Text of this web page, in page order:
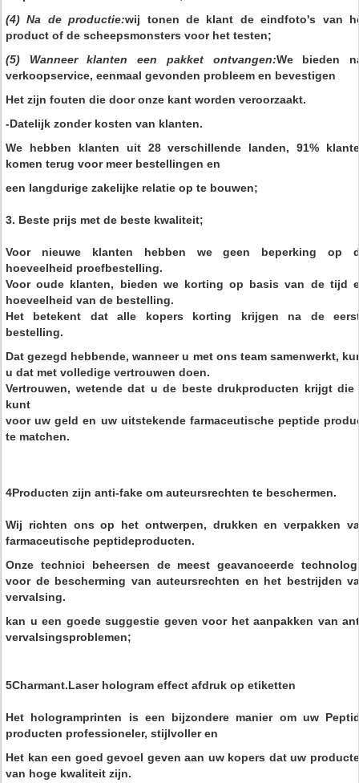
(4) Na de productie:wij tonen de klant de eindfoto's van
product of de scheepsmonsters voor het testen;
(5) Wanneer klanten een pakket ontvangen:We bieden
verkoopservice, eenmaal gevonden probleem en bevestigen
Het zijn fouten die door onze kant worden veroorzaakt.
-Datelijk zonder kosten van klanten.
We hebben klanten uit 28 verschillende landen, 91%
komen terug voor meer bestellingen en
een langdurige zakelijke relatie op te bouwen;
3. Beste prijs met de beste kwaliteit;
Voor nieuwe klanten hebben we geen beperking op
hoeveelheid proefbestelling.
Voor oude klanten, bieden we korting op basis van de tijd
hoeveelheid van de bestelling.
Het betekent dat alle kopers korting krijgen na de
bestelling.
Dat gezegd hebbende, wanneer u met ons team samenwerkt,
u dat met volledige vertrouwen doen.
Vertrouwen, wetende dat u de beste drukproducten krijgt die
kunt
voor uw geld en uw uitstekende farmaceutische peptide
te matchen.
4Producten zijn anti-fake om auteursrechten te beschermen.
Wij richten ons op het ontwerpen, drukken en verpakken
farmaceutische peptideproducten.
Onze technici beheersen de meest geavanceerde
voor de bescherming van auteursrechten en het bestrijden
vervalsing.
kan u een goede suggestie geven voor het aanpakken van
vervalsingsproblemen;
5Charmant.Laser hologram effect afdruk op etiketten
Het hologramprinten is een bijzondere manier om uw
producten professioneler, stijlvoller en
Het kan een goed gevoel geven aan uw kopers dat uw
van hoge kwaliteit zijn.